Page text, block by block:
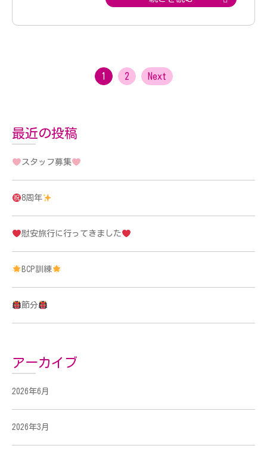
1 2 Next
最近の投稿
スタッフ募集
8周年
慰安旅行に行ってきました
BCP訓練
節分
アーカイブ
2026年6月
2026年3月